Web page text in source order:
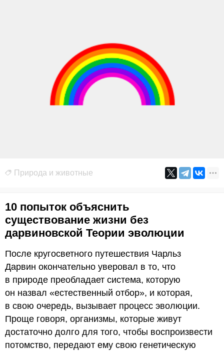
Природа и животные
10 попыток объяснить
существование жизни без
дарвиновской Теории эволюции
После кругосветного путешествия Чарльз
Дарвин окончательно уверовал в то, что
в природе преобладает система, которую
он назвал «естественный отбор», и которая,
в свою очередь, вызывает процесс эволюции.
Проще говоря, организмы, которые живут
достаточно долго для того, чтобы воспроизвести
потомство, передают ему свою генетическую